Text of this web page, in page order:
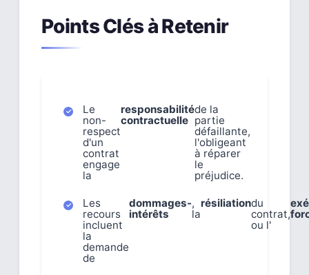
Points Clés à Retenir
Le
non-
respect
d'un
contrat
engage
la
responsabilité
contractuelle
de la
partie
défaillante,
l'obligeant
à réparer
le
préjudice.
Les
recours
incluent
la
demande
de
dommages-
intérêts
,
la
résiliationdu
contrat,
ou l'